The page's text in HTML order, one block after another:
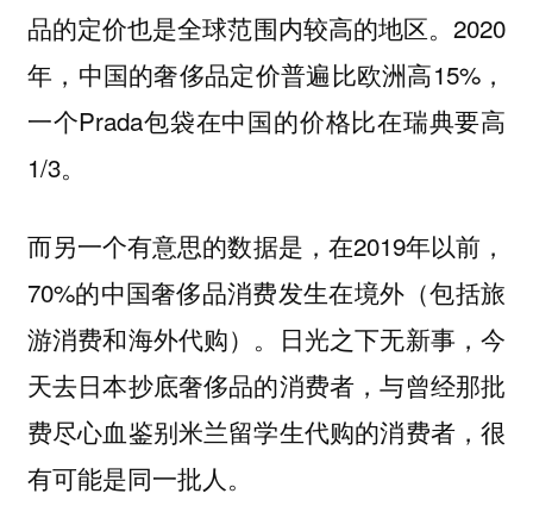
品的定价也是全球范围内较高的地区。2020
年，中国的奢侈品定价普遍比欧洲高15%，
一个Prada包袋在中国的价格比在瑞典要高
1/3。
而另一个有意思的数据是，在2019年以前，
70%的中国奢侈品消费发生在境外（包括旅
游消费和海外代购）。日光之下无新事，今
天去日本抄底奢侈品的消费者，与曾经那批
费尽心血鉴别米兰留学生代购的消费者，很
有可能是同一批人。